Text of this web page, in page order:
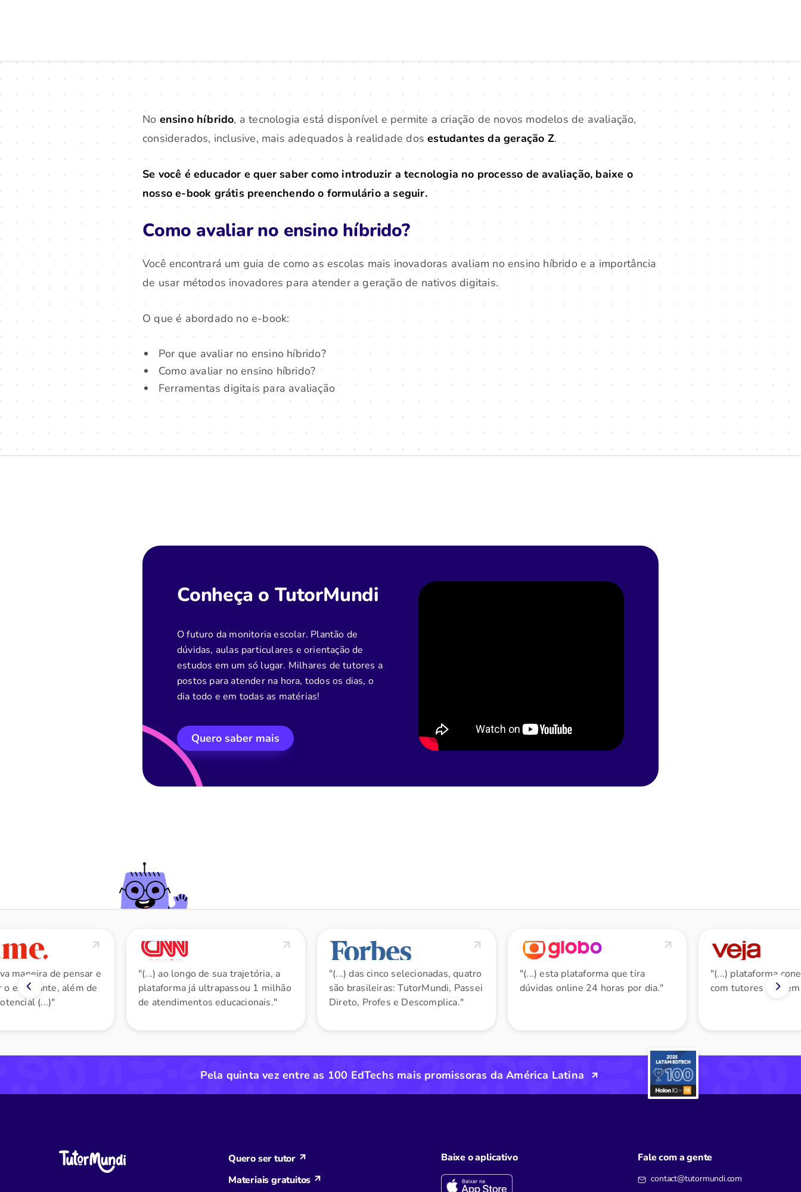
No ensino híbrido, a tecnologia está disponível e permite a criação de novos modelos de avaliação,
considerados, inclusive, mais adequados à realidade dos estudantes da geração Z.
Se você é educador e quer saber como introduzir a tecnologia no processo de avaliação, baixe o
nosso e-book grátis preenchendo o formulário a seguir.
Como avaliar no ensino híbrido?
Você encontrará um guia de como as escolas mais inovadoras avaliam no ensino híbrido e a importância
de usar métodos inovadores para atender a geração de nativos digitais.
O que é abordado no e-book:
Por que avaliar no ensino híbrido?
Como avaliar no ensino híbrido?
Ferramentas digitais para avaliação
Conheça o TutorMundi
O futuro da monitoria escolar. Plantão de
dúvidas, aulas particulares e orientação de
estudos em um só lugar. Milhares de tutores a
postos para atender na hora, todos os dias, o
dia todo e em todas as matérias!
Quero saber mais
"(...) ao longo de sua trajetória, a
plataforma já ultrapassou 1 milhão
de atendimentos educacionais."
"(...) das cinco selecionadas, quatro
são brasileiras: TutorMundi, Passei
Direto, Profes e Descomplica."
"(...) esta plataforma que tira
dúvidas online 24 horas por dia."
"(...) plataforma
com tutores em
maneira de pensar e
o estudante, além de
(...)"
Pela quinta vez entre as 100 EdTechs mais promissoras da América Latina
Quero ser tutor
Materiais gratuitos
Baixe o aplicativo Fale com a gente
contact@tutormundi.com